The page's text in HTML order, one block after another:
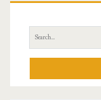
Sidebar
Search
for: